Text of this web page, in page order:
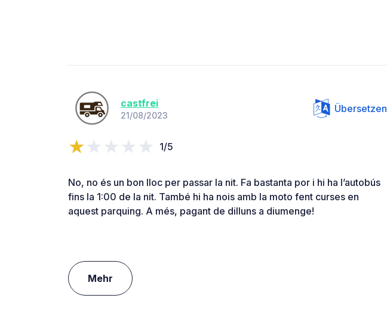
castfrei
21/08/2023
Übersetzen
1/5
No, no és un bon lloc per passar la nit. Fa bastanta por i hi ha l’autobús
fins la 1:00 de la nit. També hi ha nois amb la moto fent curses en
aquest parquing. A més, pagant de dilluns a diumenge!
Mehr